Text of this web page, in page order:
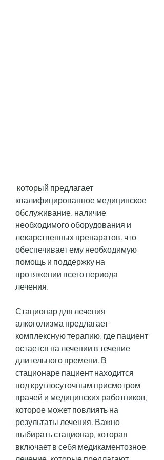
квалифицированное медицинское
обслуживание, наличие
необходимого оборудования и
лекарственных препаратов, что
обеспечивает ему необходимую
помощь и поддержку на
протяжении всего периода
лечения.
Стационар для лечения
алкоголизма предлагает
комплексную терапию, где пациент
остается на лечении в течение
длительного времени. В
стационаре пациент находится
под круглосуточным присмотром
врачей и медицинских работников,
которое может повлиять на
результаты лечения. Важно
выбирать стационар, которая
включает в себя медикаментозное